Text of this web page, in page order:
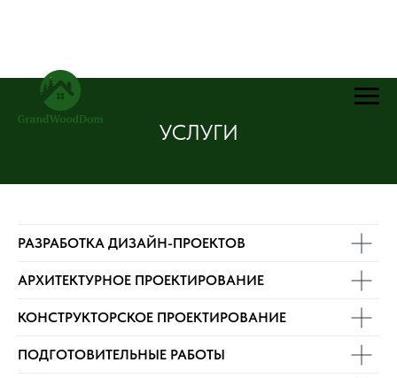
УСЛУГИ
РАЗРАБОТКА ДИЗАЙН-ПРОЕКТОВ
АРХИТЕКТУРНОЕ ПРОЕКТИРОВАНИЕ
КОНСТРУКТОРСКОЕ ПРОЕКТИРОВАНИЕ
ПОДГОТОВИТЕЛЬНЫЕ РАБОТЫ